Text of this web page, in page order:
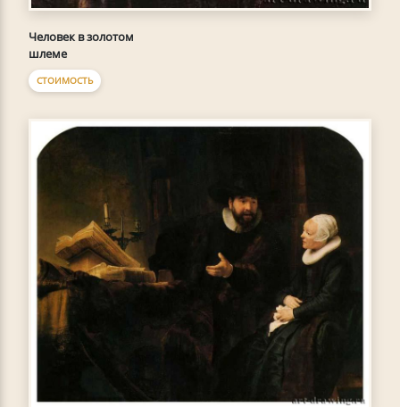
Человек в золотом
шлеме
СТОИМОСТЬ